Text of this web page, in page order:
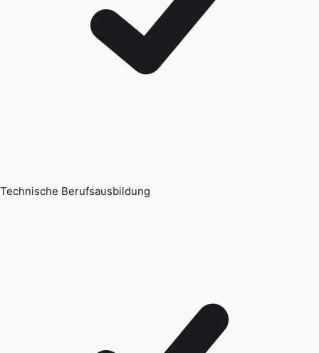
Technische Berufsausbildung